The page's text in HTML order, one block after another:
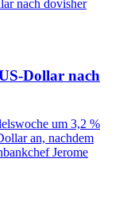
Dollar nach
um 3,2 %
an, nachdem
Jerome